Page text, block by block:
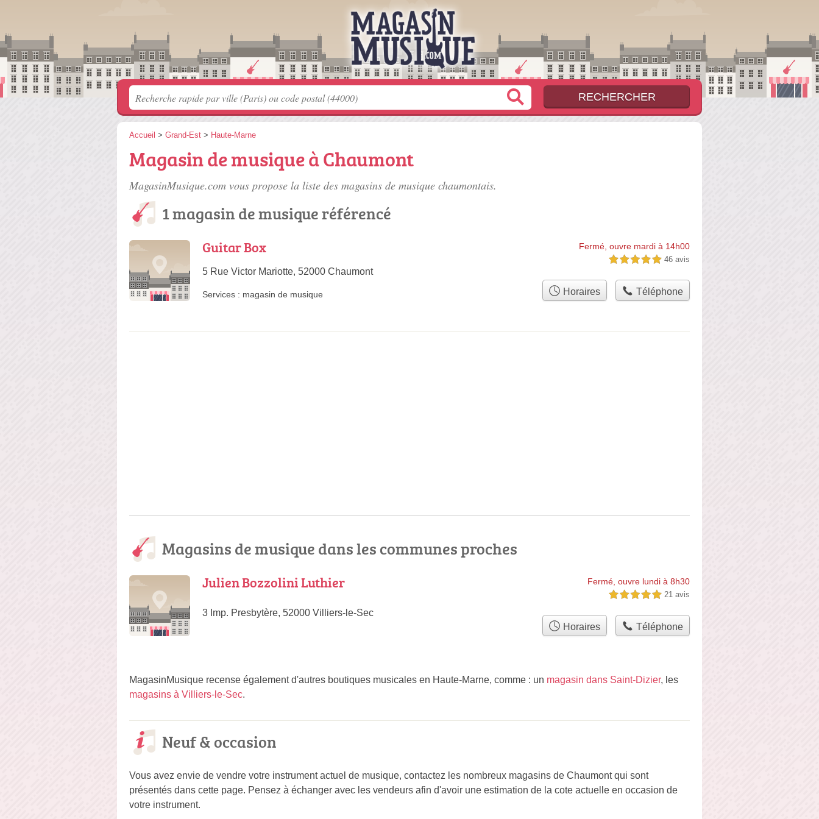
Accueil > Grand-Est > Haute-Marne
Magasin de musique à Chaumont
MagasinMusique.com vous propose la liste des magasins de musique chaumontais.
1 magasin de musique référencé
Guitar Box
5 Rue Victor Mariotte, 52000 Chaumont
Fermé, ouvre mardi à 14h00
5,0 étoiles sur 5 46 avis
Services : magasin de musique Horaires Téléphone
Magasins de musique dans les communes proches
Julien Bozzolini Luthier
3 Imp. Presbytère, 52000 Villiers-le-Sec
Fermé, ouvre lundi à 8h30
5,0 étoiles sur 5 21 avis
Horaires Téléphone
MagasinMusique recense également d'autres boutiques musicales en Haute-Marne, comme : un magasin dans Saint-Dizier, les
magasins à Villiers-le-Sec.
Neuf & occasion
Vous avez envie de vendre votre instrument actuel de musique, contactez les nombreux magasins de Chaumont qui sont
présentés dans cette page. Pensez à échanger avec les vendeurs afin d'avoir une estimation de la cote actuelle en occasion de
votre instrument.